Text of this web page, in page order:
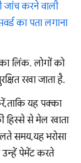
जांच करने वाली
का पता लगाना
लिंक. लोगों को
रखा जाता है.
ताकि यह पक्का
हिस्से से मेल खाता
समय, यह भरोसा
उन्हें पेमेंट करते